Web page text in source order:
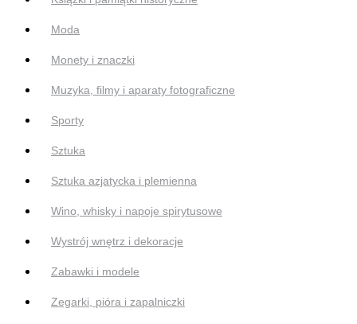
Moda
Monety i znaczki
Muzyka, filmy i aparaty fotograficzne
Sporty
Sztuka
Sztuka azjatycka i plemienna
Wino, whisky i napoje spirytusowe
Wystrój wnętrz i dekoracje
Zabawki i modele
Zegarki, pióra i zapalniczki